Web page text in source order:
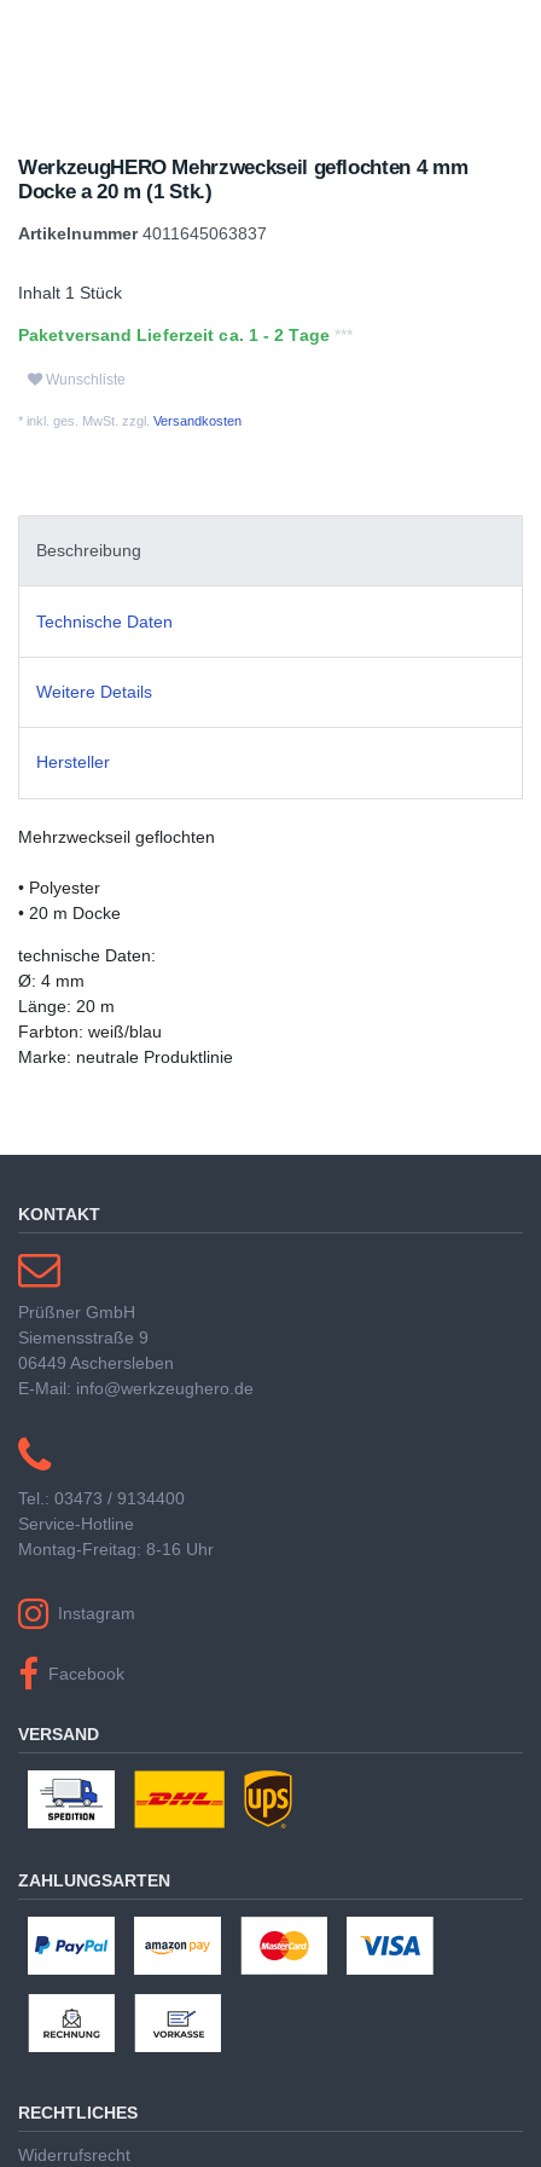
WerkzeugHERO Mehrzweckseil geflochten 4 mm
Docke a 20 m (1 Stk.)
Artikelnummer4011645063837
Inhalt 1 Stück
Paketversand Lieferzeit ca. 1 - 2 Tage
Wunschliste
* inkl. ges. MwSt. zzgl. Versandkosten
Beschreibung
Technische Daten
Weitere Details
Hersteller
Mehrzweckseil geflochten
• Polyester
• 20 m Docke
technische Daten:
Ø: 4 mm
Länge: 20 m
Farbton: weiß/blau
Marke: neutrale Produktlinie
KONTAKT
Prüßner GmbH
Siemensstraße 9
06449 Aschersleben
E-Mail: info@werkzeughero.de
Tel.: 03473 / 9134400
Service-Hotline
Montag-Freitag: 8-16 Uhr
Instagram
Facebook
VERSAND
ZAHLUNGSARTEN
RECHTLICHES
Widerrufsrecht